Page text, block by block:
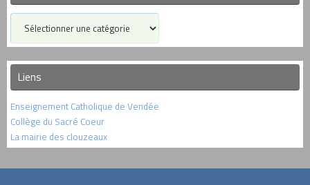
Catégories
Liens
Enseignement Catholique de Vendée
Collège du Sacré Coeur
La mairie des clouzeaux